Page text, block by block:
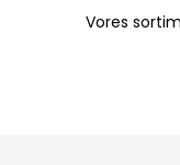
Vores